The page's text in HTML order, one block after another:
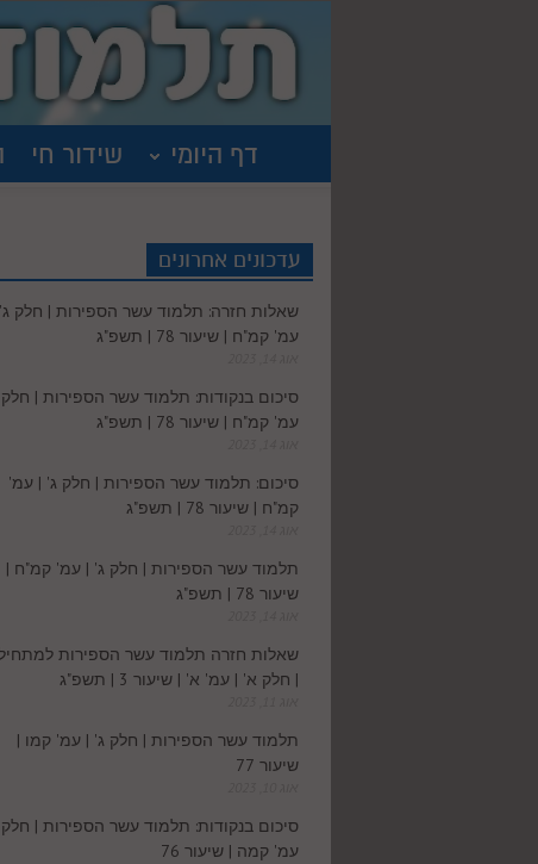
דף היומי שידור חי
עדכונים אחרונים
שאלות חזרה: תלמוד עשר הספירות | חלק
עמ' קמ"ח | שיעור 78 | תשפ"ג
סיכום בנקודות: תלמוד עשר הספירות |
עמ' קמ"ח | שיעור 78 | תשפ"ג
סיכום: תלמוד עשר הספירות | חלק ג' | עמ'
קמ"ח | שיעור 78 | תשפ"ג
תלמוד עשר הספירות | חלק ג' | עמ' קמ"ח |
שיעור 78 | תשפ"ג
שאלות חזרה תלמוד עשר הספירות
| חלק א' | עמ' א' | שיעור 3 | תשפ"ג
תלמוד עשר הספירות | חלק ג' | עמ' קמו |
שיעור 77
סיכום בנקודות: תלמוד עשר הספירות |
עמ' קמה | שיעור 76